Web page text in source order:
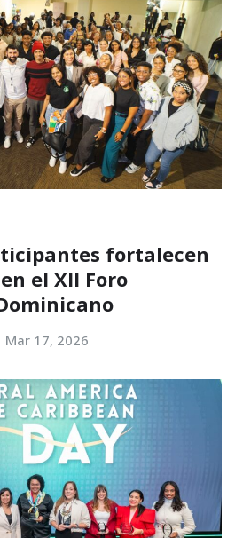
fortalecen
el XII Foro
Mar 17, 2026